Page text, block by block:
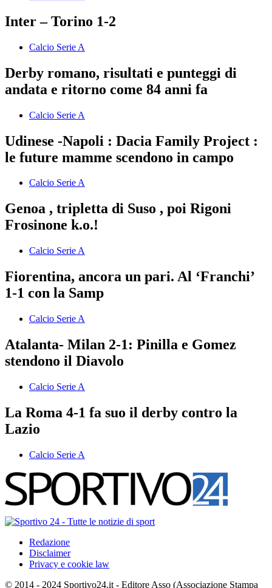
Inter – Torino 1-2
Calcio Serie A
Derby romano, risultati e punteggi di
andata e ritorno come 84 anni fa
Calcio Serie A
Udinese -Napoli : Dacia Family Project :
le future mamme scendono in campo
Calcio Serie A
Genoa , tripletta di Suso , poi Rigoni
Frosinone k.o.!
Calcio Serie A
Fiorentina, ancora un pari. Al ‘Franchi’
1-1 con la Samp
Calcio Serie A
Atalanta- Milan 2-1: Pinilla e Gomez
stendono il Diavolo
Calcio Serie A
La Roma 4-1 fa suo il derby contro la
Lazio
Calcio Serie A
Redazione
Disclaimer
Privacy e cookie law
© 2014 - 2024 Sportivo24.it - Editore Asso (Associazione Stampa